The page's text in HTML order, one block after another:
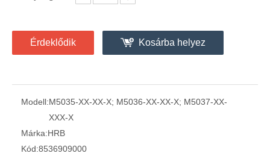
Érdeklődik Kosárba helyez
Modell:M5035-XX-XX-X; M5036-XX-XX-X; M5037-XX-
XXX-X
Márka:HRB
Kód:8536909000